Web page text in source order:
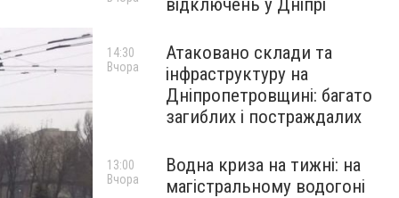
відключень у Дніпрі
Атаковано склади та
інфраструктуру на
Дніпропетровщині: багато
загиблих і постраждалих
14:30
Вчора
Водна криза на тижні: на
магістральному водогоні
13:00
Вчора